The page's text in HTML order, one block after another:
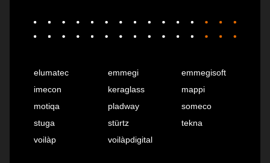
elumatec emmegi
emmegisoft
imecon
keraglass
mappi
motiqa
pladway
someco
stuga
stürtz
tekna
voilàp
voilàpdigital